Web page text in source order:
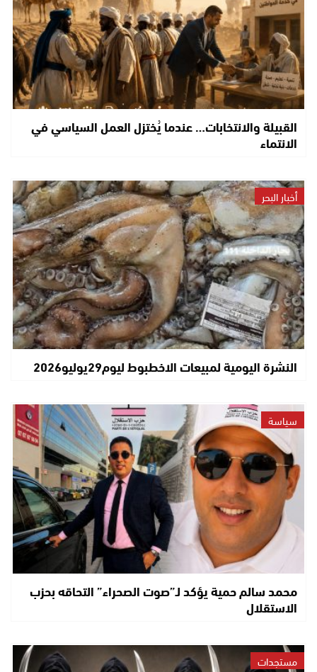
القبيلة والانتخابات… عندما يُختزل العمل السياسي في
الانتماء
أخبار البحر
النشرة اليومية لمبيعات الاخطبوط ليوم29يوليو2026
سياسة
محمد سالم حمية يؤكد لـ”صوت الصحراء” التحاقه بحزب
الاستقلال
مستجدات